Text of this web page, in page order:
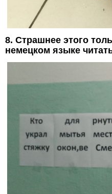
8. Страшнее этого
немецком языке